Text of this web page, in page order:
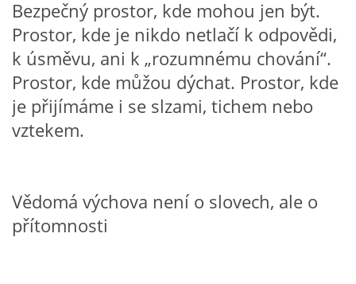
VZDĚLÁVACÍ BLOK LISTOPAD
VZDĚLÁVACÍ BLOK PROSINEC
VZDĚLÁVACÍ BLOK LEDEN
VZDĚLÁVACÍ BLOK BŘEZEN
Bezpečný prostor, kde mohou jen být.
Prostor, kde je nikdo netlačí k odpovědi,
k úsměvu, ani k „rozumnému chování“.
Prostor, kde můžou dýchat. Prostor, kde
je přijímáme i se slzami, tichem nebo
vztekem.
Vědomá výchova není o slovech, ale o
přítomnosti